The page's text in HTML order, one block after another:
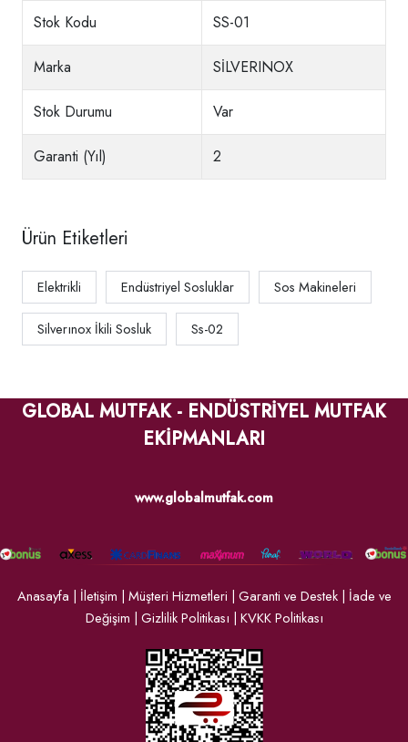
Stok Kodu SS-01
Marka SİLVERINOX
Stok Durumu Var
Garanti (Yıl) 2
Ürün Etiketleri
Elektrikli Endüstriyel Sosluklar Sos Makineleri
Silverınox İkili Sosluk Ss-02
GLOBAL MUTFAK - ENDÜSTRİYEL MUTFAK
EKİPMANLARI
www.globalmutfak.com
Anasayfa | İletişim | Müşteri Hizmetleri | Garanti ve Destek| İade ve
Değişim | Gizlilik Politikası | KVKK Politikası